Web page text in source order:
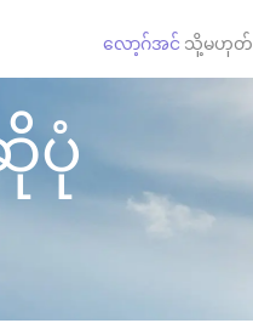
လော့ဂ်အင် သို့မဟုတ်
ပုံ